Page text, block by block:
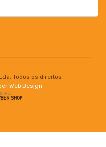
Todos os direitos
Web Design